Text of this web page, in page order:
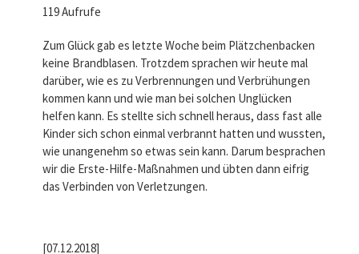
119 Aufrufe
Zum Glück gab es letzte Woche beim Plätzchenbacken
keine Brandblasen. Trotzdem sprachen wir heute mal
darüber, wie es zu Verbrennungen und Verbrühungen
kommen kann und wie man bei solchen Unglücken
helfen kann. Es stellte sich schnell heraus, dass fast alle
Kinder sich schon einmal verbrannt hatten und wussten,
wie unangenehm so etwas sein kann. Darum besprachen
wir die Erste-Hilfe-Maßnahmen und übten dann eifrig
das Verbinden von Verletzungen.
[07.12.2018]